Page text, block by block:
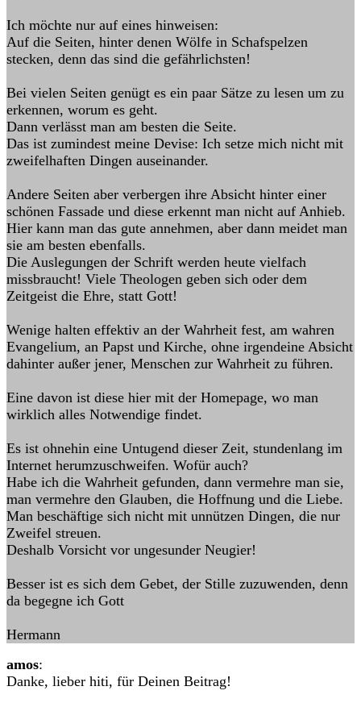
Ich möchte nur auf eines hinweisen:
Auf die Seiten, hinter denen Wölfe in Schafspelzen
stecken, denn das sind die gefährlichsten!
Bei vielen Seiten genügt es ein paar Sätze zu lesen um zu
erkennen, worum es geht.
Dann verlässt man am besten die Seite.
Das ist zumindest meine Devise: Ich setze mich nicht mit
zweifelhaften Dingen auseinander.
Andere Seiten aber verbergen ihre Absicht hinter einer
schönen Fassade und diese erkennt man nicht auf Anhieb.
Hier kann man das gute annehmen, aber dann meidet man
sie am besten ebenfalls.
Die Auslegungen der Schrift werden heute vielfach
missbraucht! Viele Theologen geben sich oder dem
Zeitgeist die Ehre, statt Gott!
Wenige halten effektiv an der Wahrheit fest, am wahren
Evangelium, an Papst und Kirche, ohne irgendeine Absicht
dahinter außer jener, Menschen zur Wahrheit zu führen.
Eine davon ist diese hier mit der Homepage, wo man
wirklich alles Notwendige findet.
Es ist ohnehin eine Untugend dieser Zeit, stundenlang im
Internet herumzuschweifen. Wofür auch?
Habe ich die Wahrheit gefunden, dann vermehre man sie,
man vermehre den Glauben, die Hoffnung und die Liebe.
Man beschäftige sich nicht mit unnützen Dingen, die nur
Zweifel streuen.
Deshalb Vorsicht vor ungesunder Neugier!
Besser ist es sich dem Gebet, der Stille zuzuwenden, denn
da begegne ich Gott
Hermann
amos:
Danke, lieber hiti, für Deinen Beitrag!